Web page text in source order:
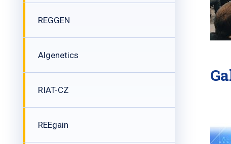
REGGEN
Algenetics
RIAT-CZ
REEgain